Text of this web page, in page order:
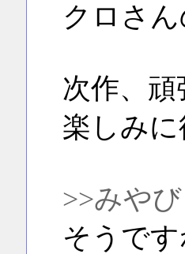
クロさ
次作、
楽しみに
>>みや
そうです